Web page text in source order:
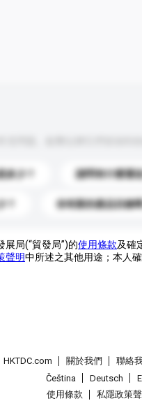
少？ 請問有什麼運
你有新的產品目錄嗎
局(“貿發局”)的使用條款及確
聲明中所述之其他用途；本人
HKTDC.com 關於我們 聯絡
Čeština
Deutsch
使用條款
私隱政策